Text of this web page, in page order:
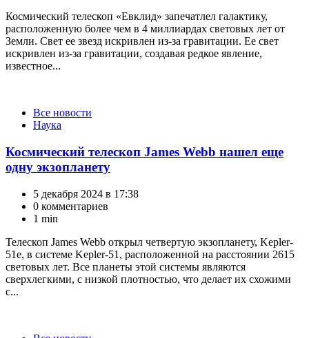
Космический телескоп «Евклид» запечатлел галактику,
расположенную более чем в 4 миллиардах световых лет от
Земли. Свет ее звезд искривлен из-за гравитации. Ее свет
искривлен из-за гравитации, создавая редкое явление,
известное...
КатегорииВсе новости
Наука
Космический телескоп James Webb нашел еще
одну экзопланету
5 декабря 2024 в 17:38
0 комментариев
1 min
Телескоп James Webb открыл четвертую экзопланету, Kepler-
51e, в системе Kepler-51, расположенной на расстоянии 2615
световых лет. Все планеты этой системы являются
сверхлегкими, с низкой плотностью, что делает их схожими
с...